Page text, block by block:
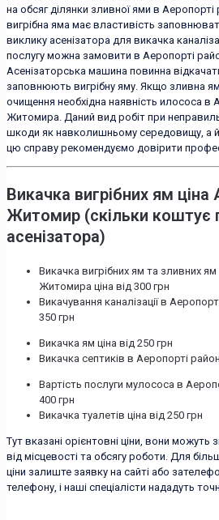
на обсяг ділянки зливної ями в
вигрібна яма має властивість
виклику асенізатора для викачка
послугу можна замовити в Аеропорті
Асенізаторська машина повинна
заповнюють вигрібну яму. Якщо зливна
очищення необхідна наявність илососа в
Житомира. Даний вид робіт при
шкоди як навколишньому середовищу, а
цю справу рекомендуємо довірити
Викачка вигрібних ям
Житомир (скільки коштує
асенізатора)
Викачка вигрібних ям та зливних
Житомира ціна від 300 грн
Викачування каналізації в
350 грн
Викачка ям ціна від 250 грн
Викачка септиків в Аеропорті
Вартість послуги мулососа в
400 грн
Викачка туалетів ціна від 250 грн
Тут вказані орієнтовні ціни, вони
від місцевості та обсягу роботи. Для
ціни залиште заявку на сайті або
телефону, і наші спеціалісти нададуть